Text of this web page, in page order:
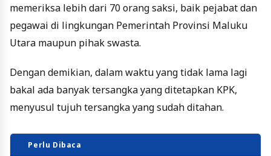
memeriksa lebih dari 70 orang saksi, baik pejabat dan
pegawai di lingkungan Pemerintah Provinsi Maluku
Utara maupun pihak swasta.
Dengan demikian, dalam waktu yang tidak lama lagi
bakal ada banyak tersangka yang ditetapkan KPK,
menyusul tujuh tersangka yang sudah ditahan.
Perlu Dibaca